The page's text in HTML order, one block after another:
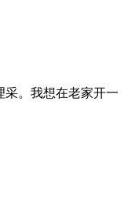
采。我想在老家开一